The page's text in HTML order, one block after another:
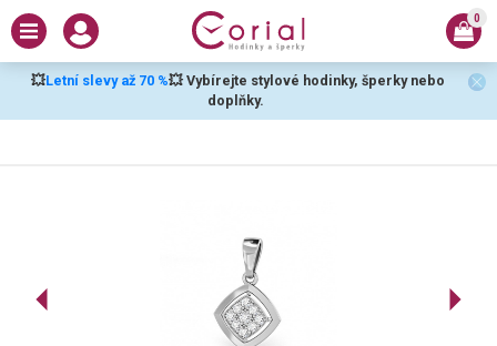
💥Letní slevy až 70 %💥 Vybírejte stylové hodinky, šperky nebo
doplňky.
0